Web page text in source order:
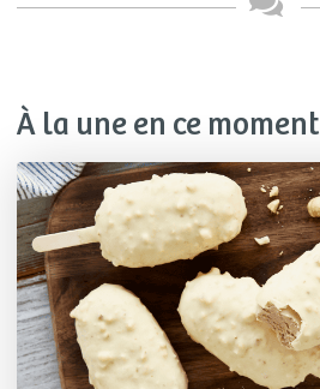
À la une en ce moment